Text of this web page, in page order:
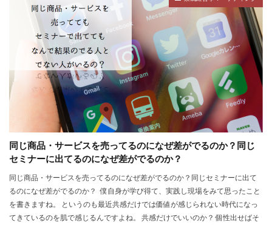
同じ商品・サービスを売ってるのになぜ差がでるのか？同じ
セミナーに出てるのになぜ差がでるのか？
同じ商品・サービスを売ってるのになぜ差がでるのか？同じセミナーに出て
るのになぜ差がでるのか？ 僕自身が学び得て、実践し現場をみて思ったこと
を書きますね。 というのも最近共感だけでは価値が感じられない時代になっ
てきているのを肌で感じるんですよね。 共感だけでいいのか？ 個性出せばそ